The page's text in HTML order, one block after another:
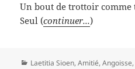
Un bout de trottoir comme
Seul (continuer...)
Catégories
Laetitia Sioen,Amitié,Angoisse